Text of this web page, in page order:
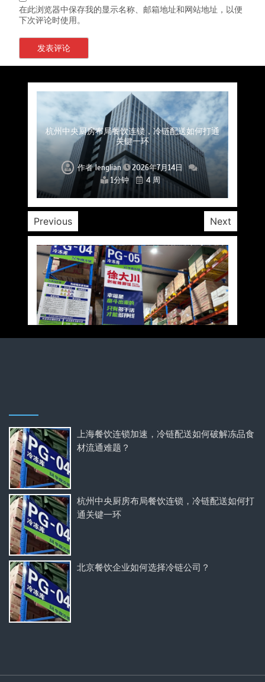
在此浏览器中保存我的显示名称、邮箱地址和网站地址，以便
下次评论时使用。
上海餐饮连锁加速，冷链配送如何破解冻品食材
流通难题？
作者lenglian
2026年7月14日
1分钟
4 周
杭州中央厨房布局餐饮连锁，冷链配送如何打通
关键一环
作者lenglian
2026年7月14日
1分钟
4 周
北京餐饮企业如何选择冷链公司？
作者lenglian
2026年7月14日
1分钟
4 周
深圳冷链物流如何护航餐饮连锁？冻品食材流通
全解析
作者lenglian
2026年7月14日
1分钟
4 周
北京餐饮仓配一体化的核心价值与落地实践解析
作者lenglian
2026年7月14日
1分钟
4 周
武汉冻品配送三要素：控温、时效、低成本如何
兼得？
作者lenglian
2026年7月14日
1分钟
4 周
重庆冷链布局解冻食材运输密码，餐饮连锁如何
稳控品质？
作者lenglian
2026年7月14日
1分钟
4 周
Previous Next
上海餐饮连锁加速，冷链配送如何破解冻品食
材流通难题？
杭州中央厨房布局餐饮连锁，冷链配送如何打
通关键一环
北京餐饮企业如何选择冷链公司？